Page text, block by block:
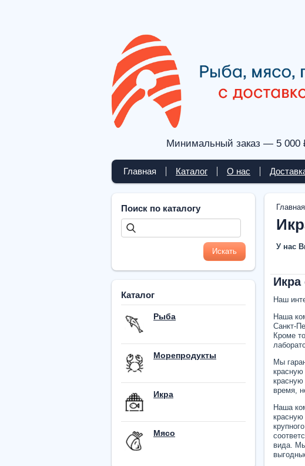
Минимальный заказ — 5 000
Главная Каталог О нас
Поиск по каталогу
Каталог
Рыба
Морепродукты
Икра
Мясо
Главная
У нас
Икра
Наш
Наша
Санкт-
Кроме
Мы
красную
время,
Наша
красную
вида.